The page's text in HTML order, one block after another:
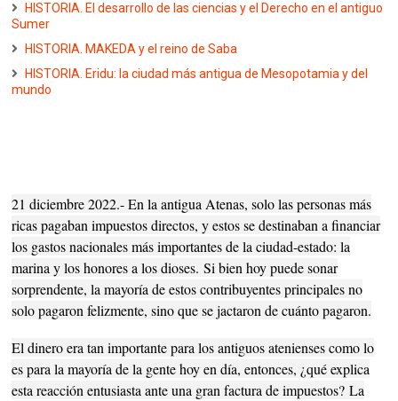
HISTORIA. El desarrollo de las ciencias y el Derecho en el antiguo
Sumer
HISTORIA. MAKEDA y el reino de Saba
HISTORIA. Eridu: la ciudad más antigua de Mesopotamia y del
mundo
21 diciembre 2022.- En la antigua Atenas, solo las personas más
ricas pagaban impuestos directos, y estos se destinaban a financiar
los gastos nacionales más importantes de la ciudad-estado: la
marina y los honores a los dioses.Si bien hoy puede sonar
sorprendente, la mayoría de estos contribuyentes principales no
solo pagaron felizmente, sino que se jactaron de cuánto pagaron.
El dinero era tan importante para los antiguos atenienses como lo
es para la mayoría de la gente hoy en día, entonces, ¿qué explica
esta reacción entusiasta ante una gran factura de impuestos?La